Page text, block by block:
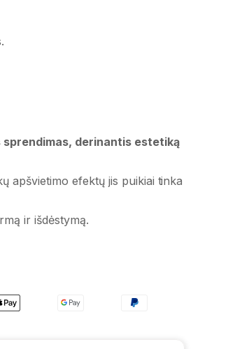
sprendimas, derinantis estetiką
apšvietimo efektų jis puikiai tinka
ir išdėstymą.